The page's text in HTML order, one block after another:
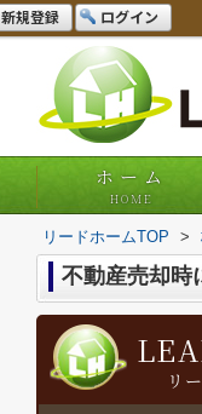
新規登録 ログイン
ホーム
HOME
リードホームTOP >
不動産売却時
リ